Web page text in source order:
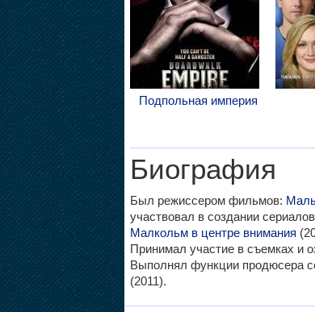
Подпольная империя
Биография
Был режиссером фильмов:
участвовал в создании
Малкольм в центре внимания
Принимал участие в съемках и
Выполнял функции продюсера
(2011).